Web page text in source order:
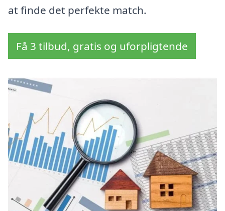
at finde det perfekte match.
Få 3 tilbud, gratis og uforpligtende